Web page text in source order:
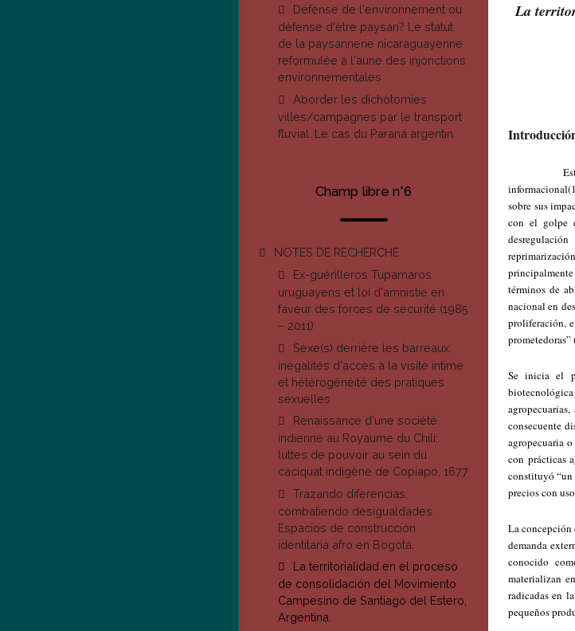
Défense de l'environnement ou
défense d'être paysan? Le statut
de la paysannerie nicaraguayenne
reformulée à l'aune des injonctions
environnementales
Aborder les dichotomies
villes/campagnes par le transport
fluvial. Le cas du Paraná argentin.
Champ libre n°6
NOTES DE RECHERCHE
Ex-guérilleros Tupamaros
uruguayens et loi d'amnistie en
faveur des forces de sécurité (1985
– 2011)
Sexe(s) derrière les barreaux:
inégalités d'accès à la visite intime
et hétérogénéité des pratiques
sexuelles
Renaissance d'une société
indienne au Royaume du Chili:
luttes de pouvoir au sein du
caciquat indigène de Copiapo, 1677
Trazando diferencias,
combatiendo desigualdades.
Espacios de construcción
identitaria afro en Bogotá.
La territorialidad en el proceso
de consolidación del Movimiento
Campesino de Santiago del Estero,
Argentina.
La
sobre sus
con el golpe
términos de
nacional en
proliferación,
Se inicia el
consecuente
agropecuaria
con prácticas
constituyó
precios con
La
demanda
conocido
materializan
radicadas en
pequeños